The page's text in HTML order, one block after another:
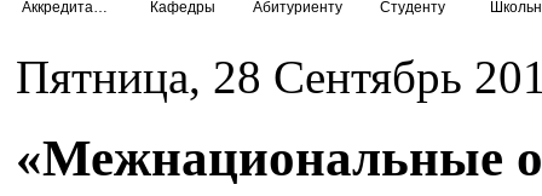
Кафедры Абитуриенту Студенту
Пятница, 28 Сентябрь
«Межнациональные